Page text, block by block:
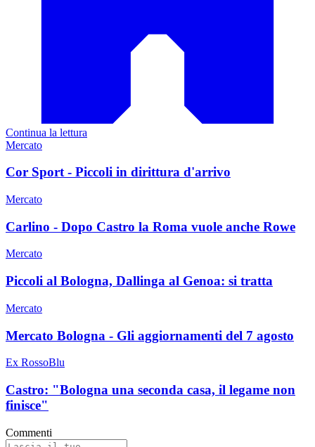
Continua la lettura
Mercato
Cor Sport - Piccoli in dirittura d'arrivo
Mercato
Carlino - Dopo Castro la Roma vuole anche Rowe
Mercato
Piccoli al Bologna, Dallinga al Genoa: si tratta
Mercato
Mercato Bologna - Gli aggiornamenti del 7 agosto
Ex RossoBlu
Castro: "Bologna una seconda casa, il legame non
finisce"
Commenti